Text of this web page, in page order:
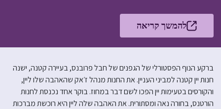
להמשך קריאה
ברקע הנוף הפסטורלי של הגפנים של חבל פרובנס, בעיירה קטנה, ישנה
חנות יין קטנה למביני העניין. את החנות מנהל ז׳אק שהאהבה שלו ליין,
והקורסים בטעימות יין הפכו לשם דבר במחוז. בוקר אחד נכנסת לחנות
הורטנס, בחורה נאה ומסתורית. את האהבה שלה ליין היא רוכשת מברכות